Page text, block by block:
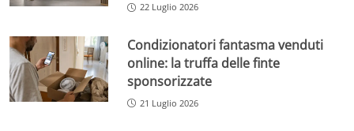
22 Luglio 2026
Condizionatori fantasma venduti
online: la truffa delle finte
sponsorizzate
21 Luglio 2026